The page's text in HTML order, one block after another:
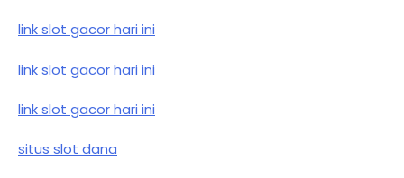
link slot gacor hari ini
link slot gacor hari ini
link slot gacor hari ini
situs slot dana